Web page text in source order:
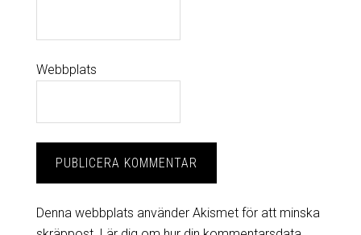
Webbplats
Denna webbplats använder Akismet för att minska